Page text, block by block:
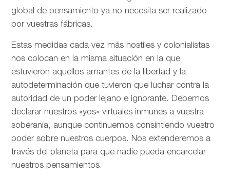
global de pensamiento ya no necesita ser realizado
por vuestras fábricas.
Estas medidas cada vez más hostiles y colonialistas
nos colocan en la misma situación en la que
estuvieron aquellos amantes de la libertad y la
autodeterminación que tuvieron que luchar contra la
autoridad de un poder lejano e ignorante. Debemos
declarar nuestros «yos» virtuales inmunes a vuestra
soberanía, aunque continuemos consintiendo vuestro
poder sobre nuestros cuerpos. Nos extenderemos a
través del planeta para que nadie pueda encarcelar
nuestros pensamientos.